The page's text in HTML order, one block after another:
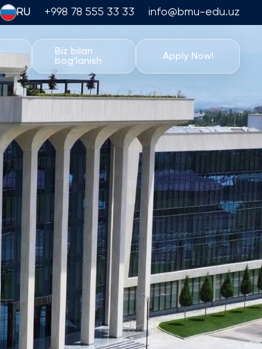
RU +998 78 555 33 33 info@bmu-edu.uz
Biz bilan
bog'lanish
Apply Now!
Akademik Sayohatlar
Universitet Kampusi
Akademik Imkoniyatlar
Sport Inshootlari
Turar-joy va Ovqatlanish
Talabalar Hayoti
Students' Union
Talaba Klublari
Psixologiya va Farovonlik Bo'limi
Yangiliklar